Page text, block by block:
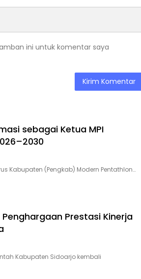
ini untuk komentar saya
sebagai Ketua MPI
Kabupaten (Pengkab) Modern Pentathlon…
Prestasi Kinerja
Kabupaten Sidoarjo kembali